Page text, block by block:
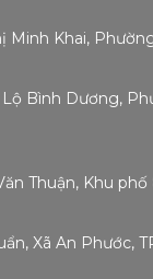
Minh Khai,
Bình Dương,
Thuận, Khu
Xã An Phước,